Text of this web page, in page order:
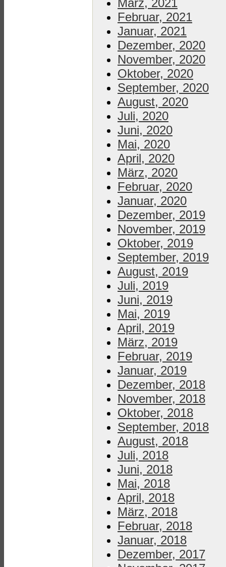
März, 2021
Februar, 2021
Januar, 2021
Dezember, 2020
November, 2020
Oktober, 2020
September, 2020
August, 2020
Juli, 2020
Juni, 2020
Mai, 2020
April, 2020
März, 2020
Februar, 2020
Januar, 2020
Dezember, 2019
November, 2019
Oktober, 2019
September, 2019
August, 2019
Juli, 2019
Juni, 2019
Mai, 2019
April, 2019
März, 2019
Februar, 2019
Januar, 2019
Dezember, 2018
November, 2018
Oktober, 2018
September, 2018
August, 2018
Juli, 2018
Juni, 2018
Mai, 2018
April, 2018
März, 2018
Februar, 2018
Januar, 2018
Dezember, 2017